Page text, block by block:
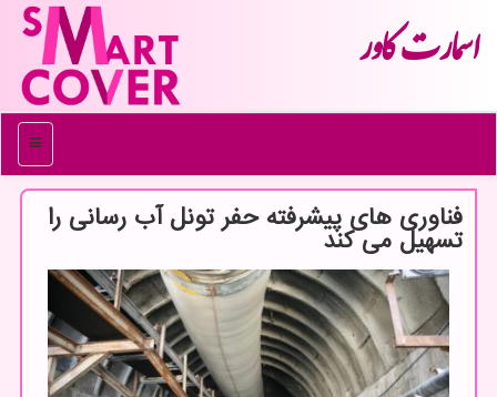
اسمارت كاور
منو
فناوری های پیشرفته حفر تونل آب رسانی را
تسهیل می كند